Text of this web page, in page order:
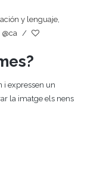
y lenguaje
/
i expressen un
la imatge els nens